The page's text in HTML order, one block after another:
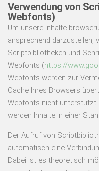
Verwendung von
Webfonts)
Um unsere Inhalte
ansprechend darzustellen,
Scriptbibliotheken und
Webfonts (https://
Webfonts werden zur
Cache Ihres Browsers
Webfonts nicht unterstützt
werden Inhalte in einer
Der Aufruf von
automatisch eine
Dabei ist es theoretisch